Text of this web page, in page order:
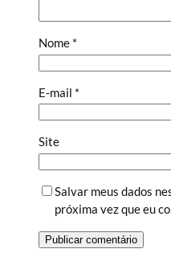
Nome *
E-mail *
Site
Salvar meus dados
próxima vez que eu